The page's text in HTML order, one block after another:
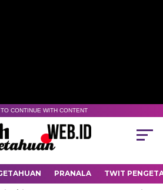
CONTINUE WITH CONTENT
PRANALA TWIT